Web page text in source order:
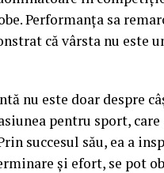
Performanța sa
că vârsta nu este
nu este doar despre
pentru sport,
succesul său, ea a
și efort, se pot